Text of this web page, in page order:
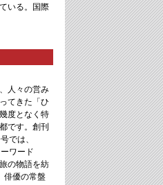
いる。国際
人々の営み
てきた「ひ
度となく特
です。創刊
では、
ワード
の物語を紡
俳優の常盤